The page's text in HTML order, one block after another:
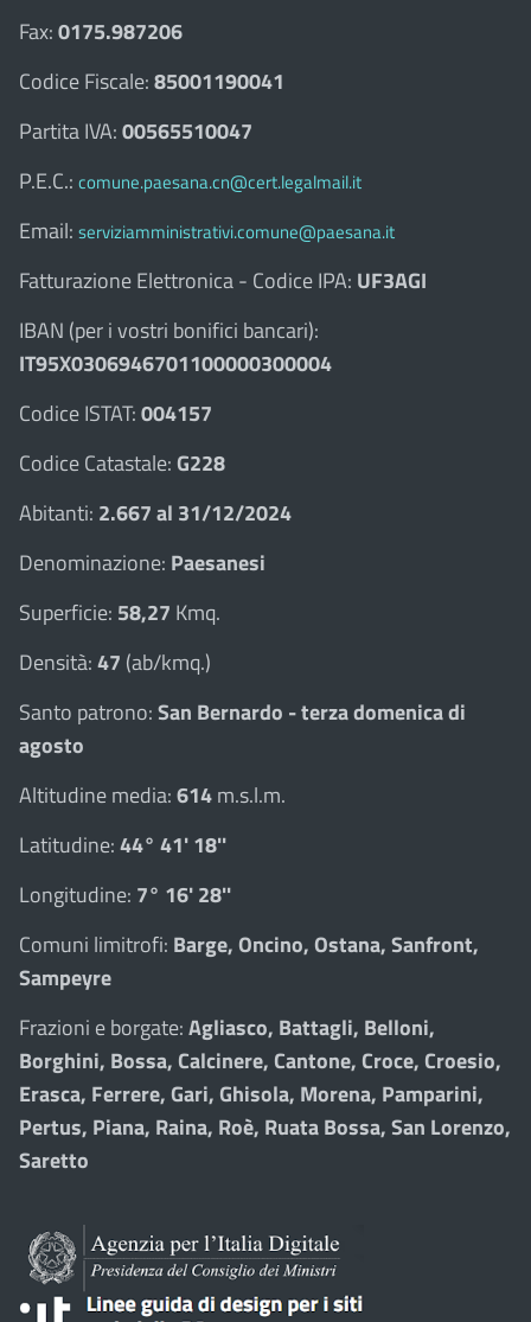
Fax:0175.987206
Codice Fiscale:85001190041
Partita IVA:00565510047
P.E.C.: comune.paesana.cn@cert.legalmail.it
Email: serviziamministrativi.comune@paesana.it
Fatturazione Elettronica - Codice IPA: UF3AGI
IBAN (per i vostri bonifici bancari):
IT95X0306946701100000300004
Codice ISTAT:004157
Codice Catastale:G228
Abitanti: 2.667 al 31/12/2024
Denominazione: Paesanesi
Superficie: 58,27 Kmq.
Densità:47 (ab/kmq.)
Santo patrono:San Bernardo - terza domenica di
agosto
Altitudine media:614m.s.l.m.
Latitudine:44° 41' 18''
Longitudine: 7° 16' 28''
Comuni limitrofi: Barge, Oncino, Ostana, Sanfront,
Sampeyre
Frazioni e borgate:Agliasco, Battagli, Belloni,
Borghini, Bossa, Calcinere, Cantone, Croce, Croesio,
Erasca, Ferrere, Gari, Ghisola, Morena, Pamparini,
Pertus, Piana, Raina, Roè, Ruata Bossa, San Lorenzo,
Saretto